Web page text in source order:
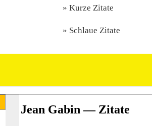
Kurze Zitate
Schlaue Zitate
Jean Gabin — Zitate